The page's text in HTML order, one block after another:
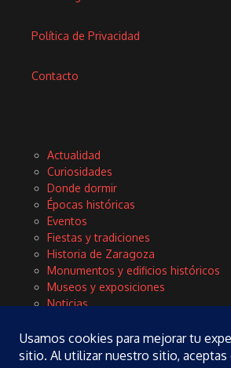
Política de Privacidad
Contacto
Actualidad
Curiosidades
Donde dormir
Épocas históricas
Eventos
Fiestas y tradiciones
Historia de Zaragoza
Monumentos y edificios históricos
Museos y exposiciones
Noticias
Rinconces con encanto
Tours y excursiones